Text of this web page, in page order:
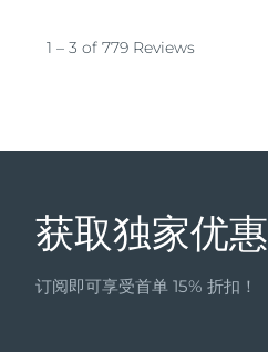
获取独家优惠
订阅即可享受首单 15% 折扣！